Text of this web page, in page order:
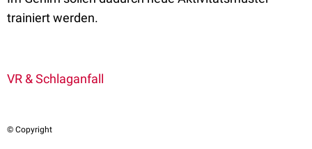
trainiert werden.
VR & Schlaganfall
© Copyright